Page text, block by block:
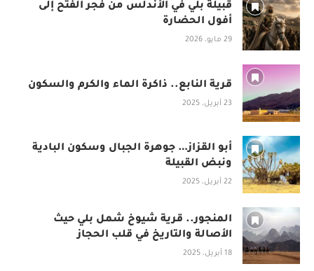
قبيلة بلي في الأندلس من فجر الفتح إلى
أفول الحضارة
29 مايو، 2026
قرية النابع.. ذاكرة الماء والكرم والسكون
23 أبريل، 2025
أبو القزاز… جوهرة الجبال وسكون البادية
ونبض القبيلة
22 أبريل، 2025
المنجور.. قرية شيوخ شمل بلي حيث
الأصالة والتاريخ في قلب الحجاز
18 أبريل، 2025